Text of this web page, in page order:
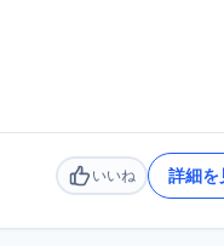
いいね
いいね 詳細を